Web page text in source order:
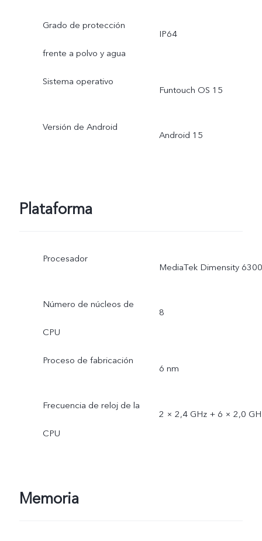
Grado de protección
frente a polvo y agua
IP64
Sistema operativo
Funtouch OS 15
Versión de Android
Android 15
Plataforma
Procesador
MediaTek Dimensity 6300
Número de núcleos de
CPU
8
Proceso de fabricación
6 nm
Frecuencia de reloj de la
CPU
2 × 2,4 GHz + 6 × 2,0
Memoria